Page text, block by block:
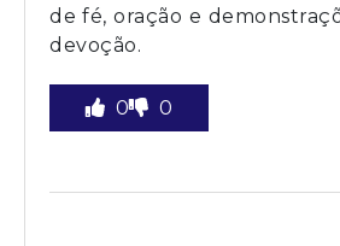
de fé, oração e
devoção.
0 0